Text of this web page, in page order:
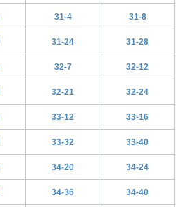
31-4 31-8
31-24 31-28
32-7 32-12
32-21 32-24
33-12 33-16
33-32 33-40
34-20 34-24
34-36 34-40